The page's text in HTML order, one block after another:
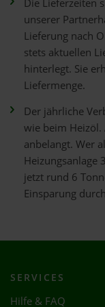
Die Lieferzeiten
unserer
Lieferung nach
stets aktuellen
hinterlegt. Sie
Liefermenge.
Der jährliche
wie beim
anbelangt. Wer
Heizungsanlage
jetzt rund 6
Einsparung
SERVICES
Hilfe & FAQ